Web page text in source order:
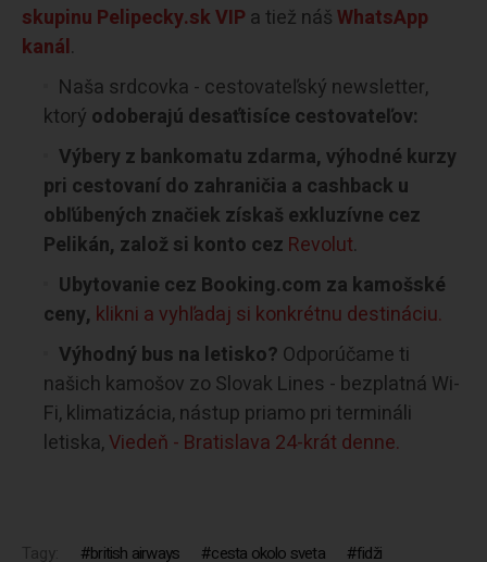
skupinu Pelipecky.sk VIP a tiež nášWhatsApp
kanál.
Naša srdcovka - cestovateľský newsletter,
ktorý odoberajú desaťtisíce cestovateľov:
Výbery z bankomatu zdarma, výhodné kurzy
pri cestovaní do zahraničia a cashback u
obľúbených značiek získaš exkluzívne cez
Pelikán, založ si konto cez Revolut.
Ubytovanie cez Booking.com za kamošské
ceny, klikni a vyhľadaj si konkrétnu destináciu.
Výhodný bus na letisko? Odporúčame ti
našich kamošov zo Slovak Lines - bezplatná Wi-
Fi, klimatizácia, nástup priamo pri termináli
letiska,Viedeň - Bratislava 24-krát denne.
Tagy: british airways cesta okolo sveta fidži